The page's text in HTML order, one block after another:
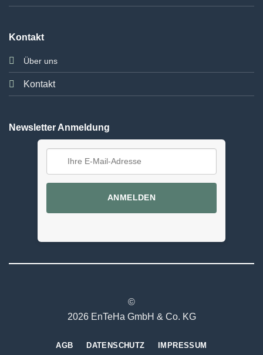
Kontakt
Über uns
Kontakt
Newsletter Anmeldung
ANMELDEN
©
2026 EnTeHa GmbH & Co. KG
AGB DATENSCHUTZ IMPRESSUM